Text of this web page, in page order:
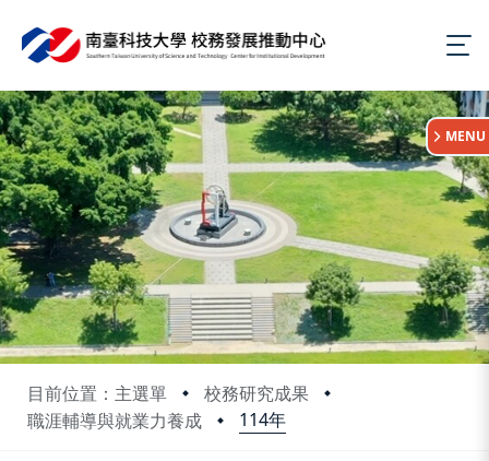
目前位置：主選單
校務研究成果
職涯輔導與就業力養成
114年
:::
MENU